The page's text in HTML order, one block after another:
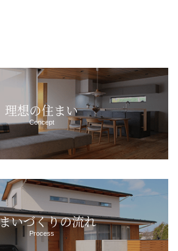
理想の住まい
Concept
いづくりの流れ
Process